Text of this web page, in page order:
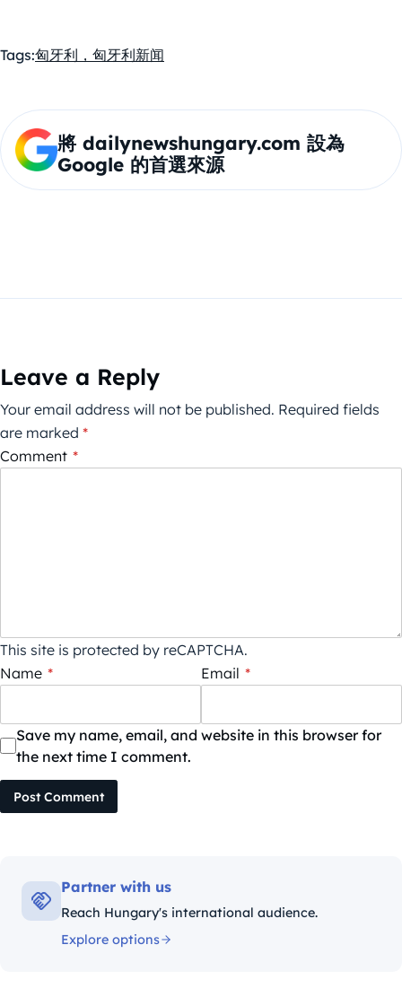
Tags:匈牙利，匈牙利新闻
將 dailynewshungary.com 設為
Google 的首選來源
Leave a Reply
Your email address will not be published. Required fields
are marked *
Comment *
This site is protected by reCAPTCHA.
Name * Email *
Save my name, email, and website in this browser for
the next time I comment.
Post Comment
Partner with us
Reach Hungary's international audience.
Explore options